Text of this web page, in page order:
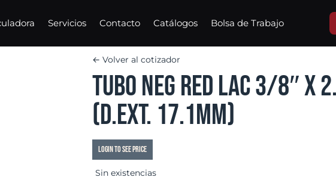
← Volver al cotizador
Tubo Neg Red LAC 3/8″ x
(d.ext. 17.1mm)
Login to see price
Sin existencias
Servicios Contacto Catálogos Bolsa de Trabajo